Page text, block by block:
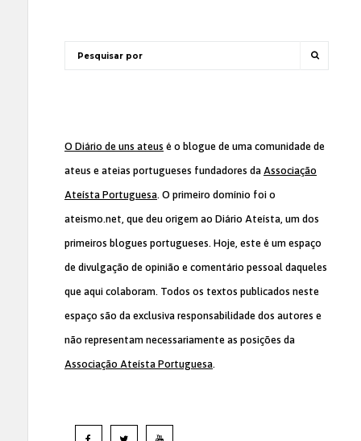
O Diário de uns ateus é o blogue de uma comunidade de
ateus e ateias portugueses fundadores da Associação
Ateísta Portuguesa. O primeiro domínio foi o
ateismo.net, que deu origem ao Diário Ateísta, um dos
primeiros blogues portugueses. Hoje, este é um espaço
de divulgação de opinião e comentário pessoal daqueles
que aqui colaboram. Todos os textos publicados neste
espaço são da exclusiva responsabilidade dos autores e
não representam necessariamente as posições da
Associação Ateísta Portuguesa.